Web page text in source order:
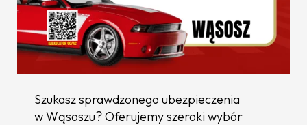
Szukasz sprawdzonego ubezpieczenia
w Wąsoszu? Oferujemy szeroki wybór